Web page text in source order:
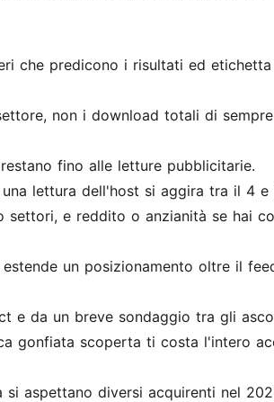
che predicono i risultati ed
non i download totali di
fino alle letture pubblicitarie.
lettura dell'host si aggira tra il 4 e
settori, e reddito o anzianità se hai
un posizionamento oltre il
e da un breve sondaggio tra gli
gonfiata scoperta ti costa l'intero
aspettano diversi acquirenti nel